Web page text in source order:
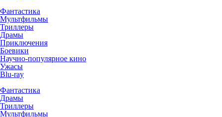
Фантастика
Мультфильмы
Триллеры
Драмы
Приключения
Боевики
Научно-популярное кино
Ужасы
Blu-ray
Фантастика
Драмы
Триллеры
Мультфильмы